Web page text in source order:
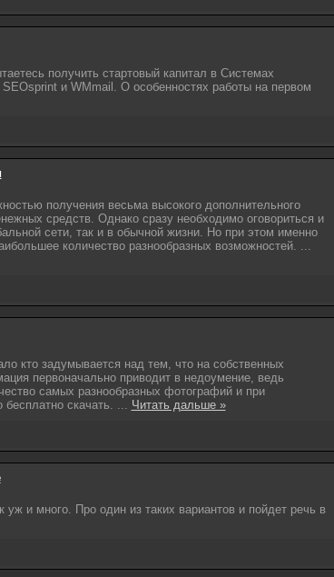
получить стартовый капитал в Системах
и WMmail. О особенностях работы на первом
получения весьма высокого дополнительного
средств. Однако сразу необходимо оговориться и
сети, так и в обычной жизни. Но при этом именно
количество разнообразных возможностей.
кто задумывается над тем, что на собственных
первоначально приводит в недоумение, ведь
самых разнообразных фотографий и при
скачать.
Читать дальше »
и много. Про один из таких вариантов и пойдет речь в